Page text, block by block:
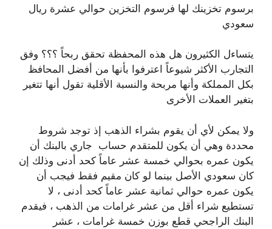
برسوم تخزينك لها فرسوم التخزين حوالي عشرة ريال
سعودي
يتساءل الكثيرون هل هذه المحفظة تحقق ربحاً ؟؟؟ وفق
التجارب الأكثر شيوعاً اعترفوا بأنها من أفضل المحافظ
بكل المملكة وأنها مربحة والنسبة الأقلية تقول أنها تتغير
بتغير العملات الأخرى
ولا يمكن لأي أن يقوم بشراء الذهب إذ توجد شروط
محددة وهي أن يكون للمتقدم حساب جاري بالبنك أن
يكون عمره بحوالي خمسة عشر عاماً كحد أدنى وذلك إن
كان سعودي الأصل بينما لو كان مقيم فقط فيجب أن
يكون عمره حوالي ثمانية عشر عاماً كحد أدنى ، لا
تستطيع شراء أقل من عشر غرامات من الذهب ، فيقدم
البنك الراجحي قطع بوزن خمسة غرامات ، عشر